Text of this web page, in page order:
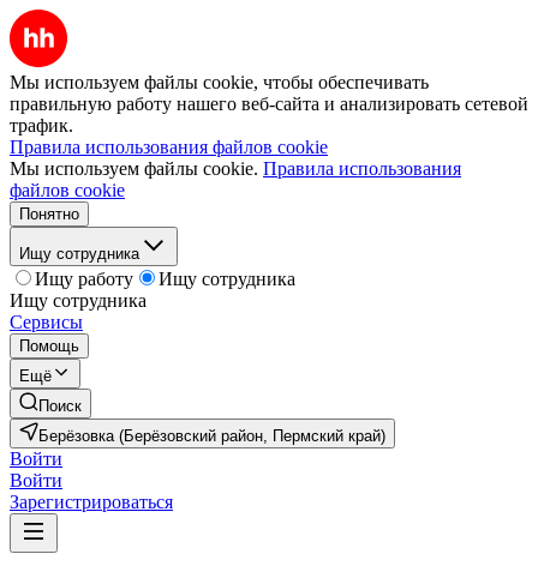
Мы используем файлы cookie, чтобы обеспечивать
правильную работу нашего веб-сайта и анализировать сетевой
трафик.
Правила использования файлов cookie
Мы используем файлы cookie. Правила использования
файлов cookie
Понятно
Ищу сотрудника
Ищу работу
Ищу сотрудника
Ищу сотрудника
Сервисы
Помощь
Ещё
Поиск
Берёзовка (Берёзовский район, Пермский край)
Войти
Войти
Зарегистрироваться